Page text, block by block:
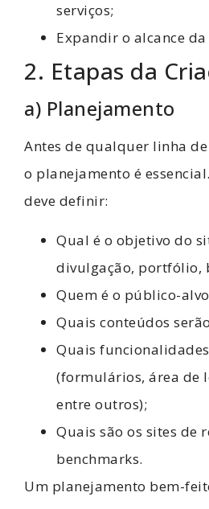
serviços;
Expandir o alcance
2. Etapas da
a) Planejamento
Antes de qualquer linha
o planejamento é
deve definir:
Qual é o objetivo do
divulgação, portfólio,
Quem é o público-
Quais conteúdos
Quais
(formulários, área de
entre outros);
Quais são os sites de
benchmarks.
Um planejamento bem-